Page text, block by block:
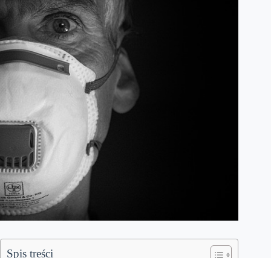
Spis treści